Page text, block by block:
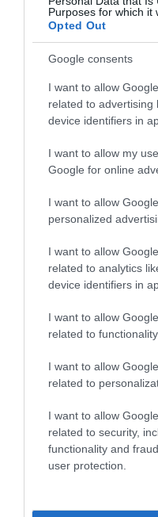
Purposes for which it
Opted Out
Google consents
I want to allow
related to advertising
device identifiers in
I want to allow my
Google for online
I want to allow
personalized
I want to allow
related to analytics
device identifiers in
I want to allow
related to
I want to allow
related to
I want to allow
related to security,
functionality and
user protection.
Szabadalmi
Ilyen lesz az új
Sportos lesz az új